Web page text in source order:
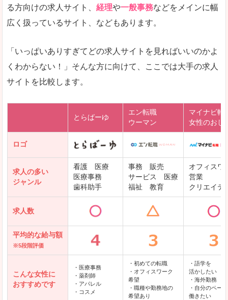
る方向けの求人サイト、 経理や一般事務などをメインに幅
広く扱っているサイト、などもあります。
「いっぱいありすぎてどの求人サイトを見ればいいのかよ
くわからない！」そんな方に向けて、ここでは大手の求人
サイトを比較します。
とらばーゆ
エン転職
ウーマン
マイナビ転
女性のおし
ロゴ
求人の多い
ジャンル
看護 医療
医療事務
歯科助手
事務 販売
サービス 医療
福祉 教育
オフィスワ
営業
クリエイテ
求人数
平均的な給与額
※5段階評価
こんな女性に
おすすめです
・医療事務
・薬剤師
・アパレル
・コスメ
・初めての転職
・オフィスワーク
希望
・職種や勤務地の
希望あり
・語学を
活かしたい
・海外勤務
・自分のペー
働きたい